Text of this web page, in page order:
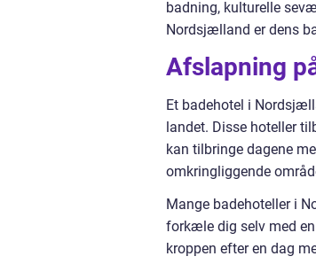
badning, kulturelle
Nordsjælland er dens
Afslapning
Et badehotel i
landet. Disse hoteller
kan tilbringe dagene
omkringliggende
Mange badehoteller i
forkæle dig selv med
kroppen efter en dag